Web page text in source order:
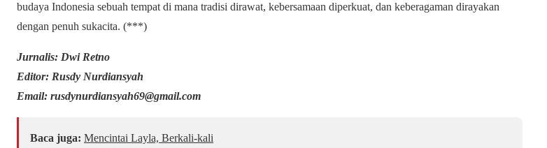
budaya Indonesia sebuah tempat di mana tradisi dirawat, kebersamaan diperkuat, dan keberagaman dirayakan
dengan penuh sukacita. (***)
Jurnalis: Dwi Retno
Editor: Rusdy Nurdiansyah
Email: rusdynurdiansyah69@gmail.com
Baca juga: Mencintai Layla, Berkali-kali